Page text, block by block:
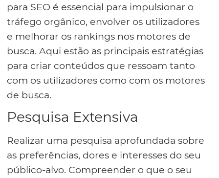
para SEO é essencial para impulsionar o
tráfego orgânico, envolver os utilizadores
e melhorar os rankings nos motores de
busca. Aqui estão as principais estratégias
para criar conteúdos que ressoam tanto
com os utilizadores como com os motores
de busca.
Pesquisa Extensiva
Realizar uma pesquisa aprofundada sobre
as preferências, dores e interesses do seu
público-alvo. Compreender o que o seu